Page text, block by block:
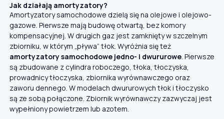
Jak działają amortyzatory?
Amortyzatory samochodowe dzielą się na olejowe i olejowo-
gazowe. Pierwsze mają budowę otwartą, bez komory
kompensacyjnej. W drugich gaz jest zamknięty w szczelnym
zbiorniku, w którym „pływa” tłok. Wyróżnia się też
amortyzatory samochodowe jedno- i dwururowe. Pierwsze
są zbudowane z cylindra roboczego, tłoka, tłoczyska,
prowadnicy tłoczyska, zbiornika wyrównawczego oraz
zaworu dennego. W modelach dwururowych tłok i tłoczysko
są ze sobą połączone. Zbiornik wyrównawczy zazwyczaj jest
wypełniony powietrzem lub azotem.